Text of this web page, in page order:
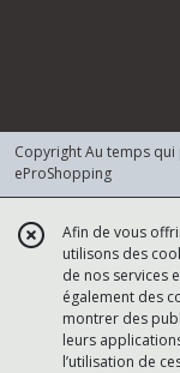
Copyright Au temps qui
eProShopping
Afin de vous
utilisons des
de nos services
également des
montrer des
leurs
l’utilisation de